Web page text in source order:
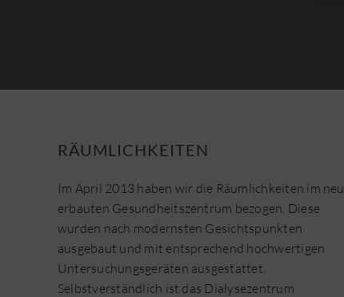
RÄUMLICHKEITEN
Im April 2013 haben wir die Räumlichkeiten im neu
erbauten Gesundheitszentrum bezogen. Diese
wurden nach modernsten Gesichtspunkten
ausgebaut und mit entsprechend hochwertigen
Untersuchungsgeräten ausgestattet.
Selbstverständlich ist das Dialysezentrum